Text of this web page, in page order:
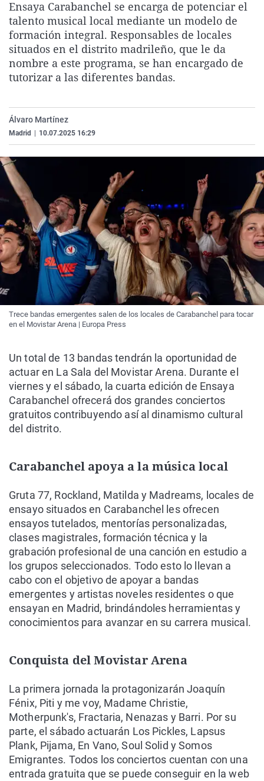
La rosa de los vientos
Gente viajera
Como el perro y el
Caso
Retornados
Equipo de
Operación Viuda
Extremadura
Galicia
La Rioja
Virales
Televisión
Elecciones
Ensaya Carabanchel se encarga de potenciar el
talento musical local mediante un modelo de
formación integral. Responsables de locales
situados en el distrito madrileño, que le da
nombre a este programa, se han encargado de
tutorizar a las diferentes bandas.
Álvaro Martínez
Madrid 10.07.2025 16:29
Trece bandas emergentes salen de los locales de Carabanchel para tocar
en el Movistar Arena | Europa Press
Un total de 13 bandas tendrán la oportunidad de
actuar en La Sala del Movistar Arena. Durante el
viernes y el sábado, la cuarta edición de Ensaya
Carabanchel ofrecerá dos grandes conciertos
gratuitos contribuyendo así al dinamismo cultural
del distrito.
Carabanchel apoya a la música local
Gruta 77, Rockland, Matilda y Madreams, locales de
ensayo situados en Carabanchel les ofrecen
ensayos tutelados, mentorías personalizadas,
clases magistrales, formación técnica y la
grabación profesional de una canción en estudio a
los grupos seleccionados. Todo esto lo llevan a
cabo con el objetivo de apoyar a bandas
emergentes y artistas noveles residentes o que
ensayan en Madrid, brindándoles herramientas y
conocimientos para avanzar en su carrera musical.
Conquista del Movistar Arena
La primera jornada la protagonizarán Joaquín
Fénix, Piti y me voy, Madame Christie,
Motherpunk's, Fractaria, Nenazas y Barri. Por su
parte, el sábado actuarán Los Pickles, Lapsus
Plank, Pijama, En Vano, Soul Solid y Somos
Emigrantes. Todos los conciertos cuentan con una
entrada gratuita que se puede conseguir en la web